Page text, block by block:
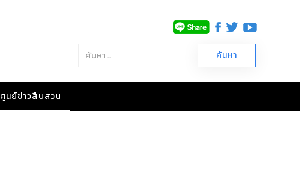
ศูนย์ข่าวสืบสวน